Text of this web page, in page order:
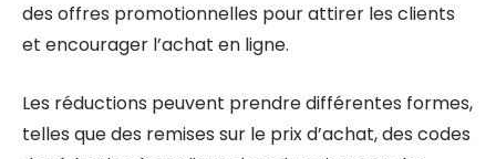
des offres promotionnelles pour attirer les clients
et encourager l’achat en ligne.
Les réductions peuvent prendre différentes formes,
telles que des remises sur le prix d’achat, des codes